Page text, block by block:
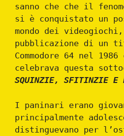
sanno che che il
si è conquistato un
mondo dei
pubblicazione di un
Commodore 64 nel
celebrava questa
SQUINZIE, SFITINZIE E
I paninari erano
principalmente
distinguevano per